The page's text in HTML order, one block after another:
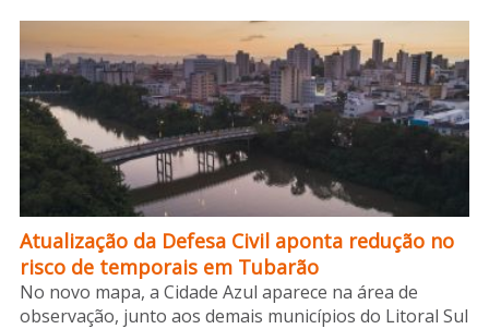
Atualização da Defesa Civil aponta redução no
risco de temporais em Tubarão
No novo mapa, a Cidade Azul aparece na área de
observação, junto aos demais municípios do Litoral Sul